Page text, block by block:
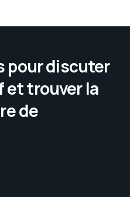
pour discuter
et trouver la
de